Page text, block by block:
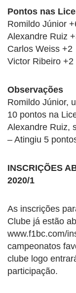
Pontos nas
Romildo Júnior
Alexandre Ruiz
Carlos Weiss +2
Victor Ribeiro +2
Observações
Romildo Júnior,
10 pontos na
Alexandre Ruiz,
– Atingiu 5
INSCRIÇÕES
2020/1
As inscrições
Clube já estão
www.f1bc.com/
campeonatos
clube logo
participação.